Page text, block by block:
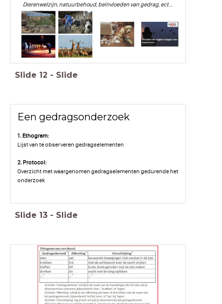
Dierenwelzijn, natuurbehoud, beïnvloeden van gedrag, ect...
Slide 12 - Slide
Een gedragsonderzoek
1. Ethogram:
Lijst van te observeren gedragselementen
2. Protocol:
Overzicht met waargenomen gedragselementen gedurende het
onderzoek
Slide 13 - Slide